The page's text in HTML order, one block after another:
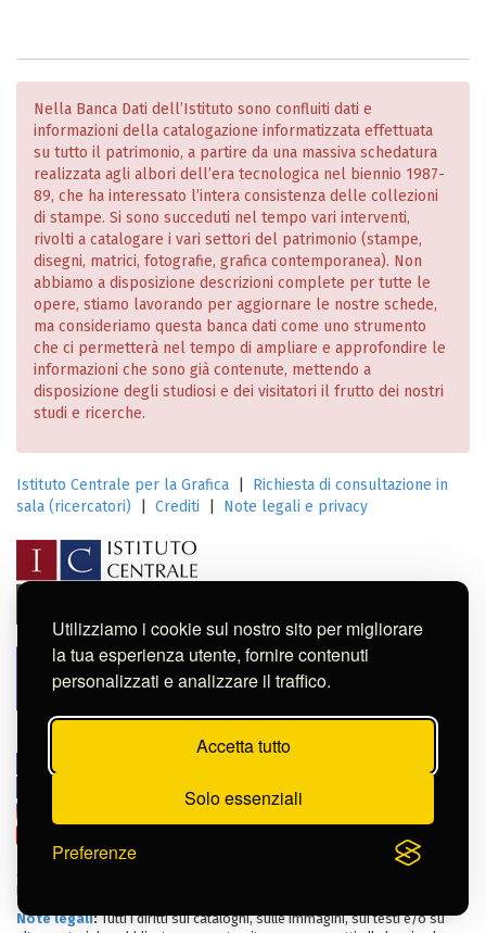
Utilizziamo i cookie sul nostro sito per migliorare
la tua esperienza utente, fornire contenuti
personalizzati e analizzare il traffico.
Accetta tutto
Solo essenziali
Preferenze
Nella Banca Dati dell’Istituto sono confluiti dati e
informazioni della catalogazione informatizzata effettuata
su tutto il patrimonio, a partire da una massiva schedatura
realizzata agli albori dell’era tecnologica nel biennio 1987-
89, che ha interessato l’intera consistenza delle collezioni
di stampe. Si sono succeduti nel tempo vari interventi,
rivolti a catalogare i vari settori del patrimonio (stampe,
disegni, matrici, fotografie, grafica contemporanea). Non
abbiamo a disposizione descrizioni complete per tutte le
opere, stiamo lavorando per aggiornare le nostre schede,
ma consideriamo questa banca dati come uno strumento
che ci permetterà nel tempo di ampliare e approfondire le
informazioni che sono già contenute, mettendo a
disposizione degli studiosi e dei visitatori il frutto dei nostri
studi e ricerche.
Istituto Centrale per la Grafica
Richiesta di consultazione in
sala (ricercatori)
Crediti Note legali e privacy
Istituto Centrale per la Grafica
© 2020-2026.
Roma
Note legali:Tutti i diritti sui cataloghi, sulle immagini, sui testi e/o su